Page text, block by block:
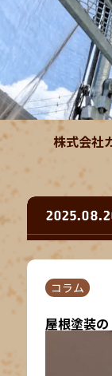
株式会社
コラム
屋根塗装